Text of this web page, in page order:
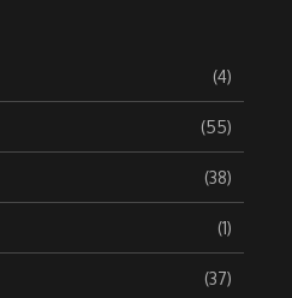
(4)
(55)
(38)
(1)
(37)